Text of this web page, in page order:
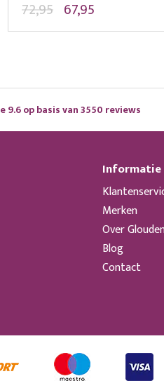
67,95
72,95
9.6 op basis van 3550 reviews
Informatie
Merken
Over
Blog
Contact